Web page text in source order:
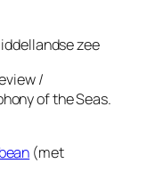
zee
/
of the Seas.
(met